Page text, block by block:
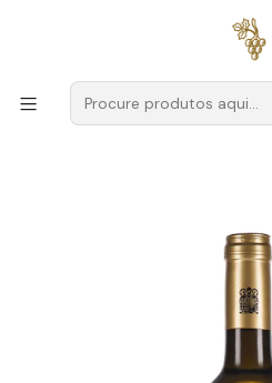
para
Produtores Vinho Verde
Solar de Serrade Alvarinho
Branco 75cl